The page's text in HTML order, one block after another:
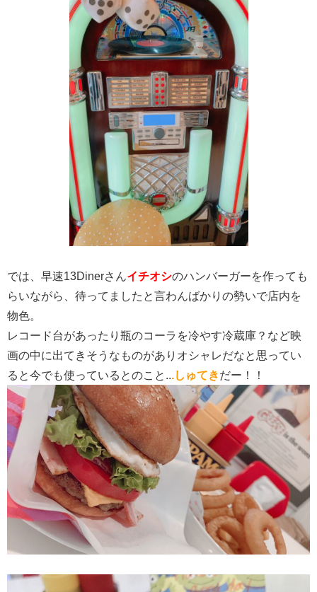
では、早速13Dinerさん イチオシのハンバーガーを作っても
らいながら、 待ってましたと言わんばかりの勢いで店内を
物色。
レコード台があったり瓶のコーラを冷やす冷蔵庫？など映
画の中に出てきそうなものがありオシャレだなと思ってい
ると今でも使っているとのこと..
しゅてきだー！！